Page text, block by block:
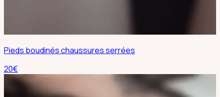
Pieds boudinés chaussures serrées
20€